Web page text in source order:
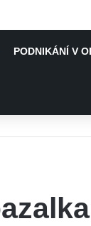
PODNIKÁNÍ V